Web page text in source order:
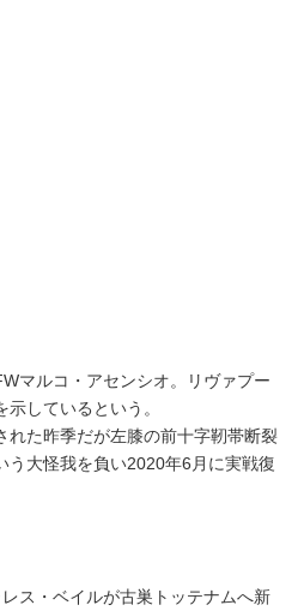
マルコ・アセンシオ。リヴァプー
しているという。
た昨季だが左膝の前十字靭帯断裂
う大怪我を負い2020年6月に実戦復
ス・ベイルが古巣トッテナムへ新